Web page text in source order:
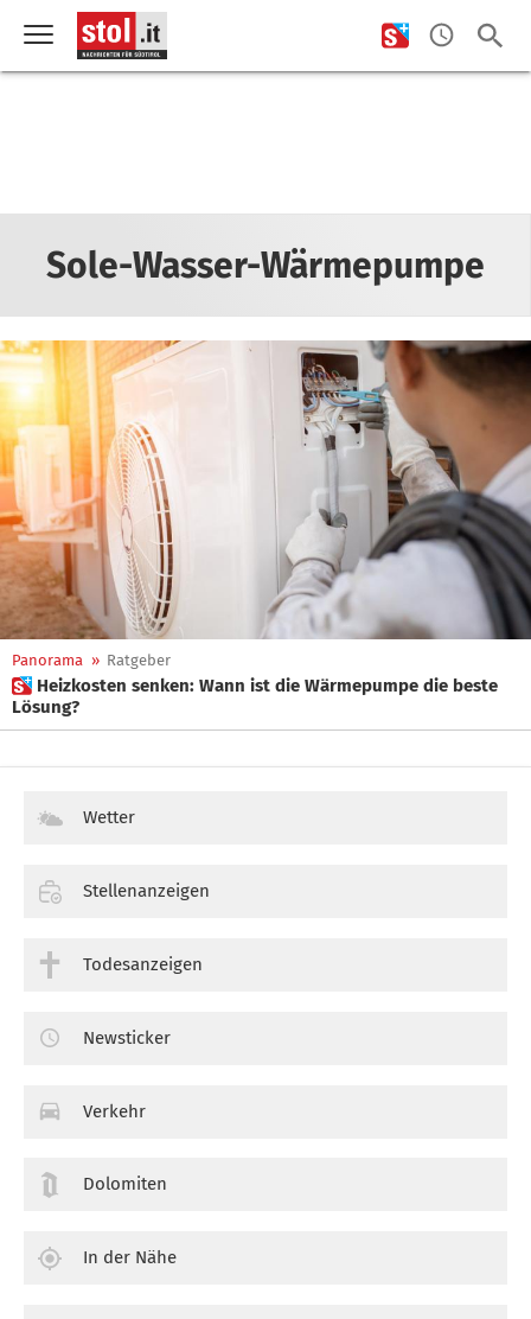
Sole-Wasser-Wärmepumpe
Panorama » Ratgeber
 Heizkosten senken: Wann ist die Wärmepumpe die beste
Lösung?
Wetter
Stellenanzeigen
Todesanzeigen
Newsticker
Verkehr
Dolomiten
In der Nähe